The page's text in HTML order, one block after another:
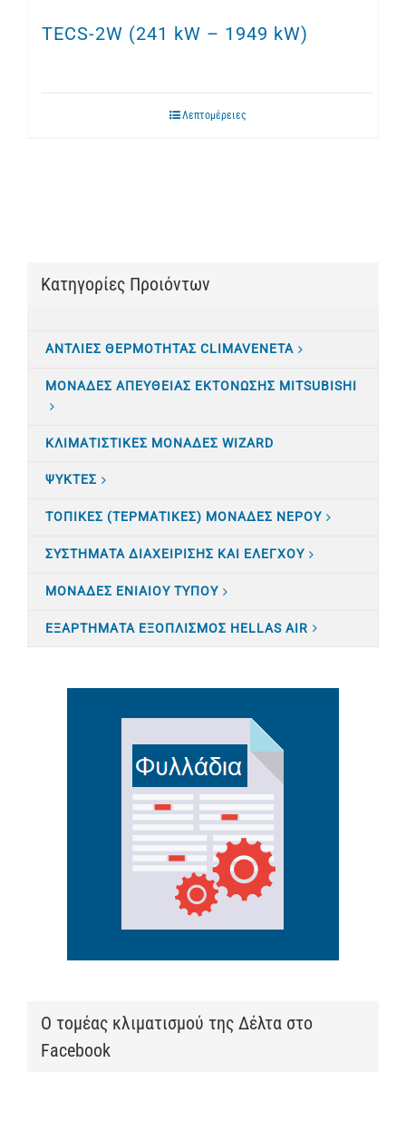
TECS-2W (241 kW – 1949 kW)
Λεπτομέρειες
Κατηγορίες Προιόντων
ΑΝΤΛΙΕΣ ΘΕΡΜΟΤΗΤΑΣ CLIMAVENETA
ΜΟΝΑΔΕΣ ΑΠΕΥΘΕΙΑΣ ΕΚΤΟΝΩΣΗΣ MITSUBISHI
ΚΛΙΜΑΤΙΣTΙΚΕΣ ΜΟΝΑΔΕΣ WIZARD
ΨΥΚΤΕΣ
ΤΟΠΙΚΕΣ (ΤΕΡΜΑΤΙΚΕΣ) ΜΟΝΑΔΕΣ ΝΕΡΟΥ
ΣΥΣΤΗΜΑΤΑ ΔΙΑΧΕΙΡΙΣΗΣ ΚΑΙ ΕΛΕΓΧΟΥ
ΜΟΝΑΔΕΣ ΕΝΙΑΙΟΥ ΤΥΠΟΥ
ΕΞΑΡΤΗΜΑΤΑ ΕΞΟΠΛΙΣΜΟΣ HELLAS AIR
Ο τομέας κλιματισμού της Δέλτα στο
Facebook